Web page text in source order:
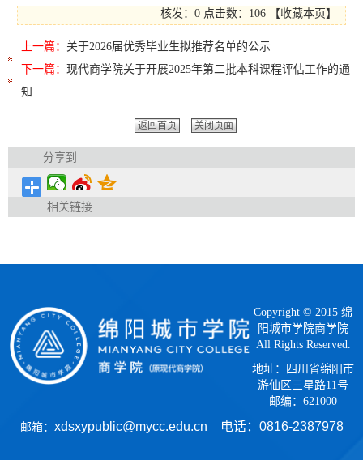
核发：0 点击数： 106 【收藏本页 】
上一篇： 关于2026届优秀毕业生拟推荐名单的公示
下一篇： 现代商学院关于开展2025年第二批本科课程评估工作的通
知
返回首页 关闭页面
分享到
相关链接
Copyright © 2015 绵
阳城市学院商学院
All Rights Reserved.
地址：四川省绵阳市
游仙区三星路11号
邮编：621000
邮箱： xdsxypublic@mycc.edu.cn 电话： 0816-2387978